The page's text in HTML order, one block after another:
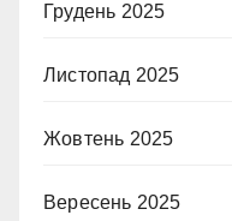
Грудень 2025
Листопад 2025
Жовтень 2025
Вересень 2025